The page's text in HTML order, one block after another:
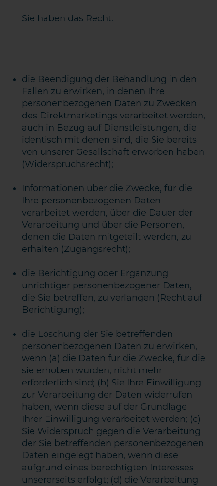
Sie haben das Recht:
die Beendigung der Behandlung in den
Fällen zu erwirken, in denen Ihre
personenbezogenen Daten zu Zwecken
des Direktmarketings verarbeitet werden,
auch in Bezug auf Dienstleistungen, die
identisch mit denen sind, die Sie bereits
von unserer Gesellschaft erworben haben
(Widerspruchsrecht);
Informationen über die Zwecke, für die
Ihre personenbezogenen Daten
verarbeitet werden, über die Dauer der
Verarbeitung und über die Personen,
denen die Daten mitgeteilt werden, zu
erhalten (Zugangsrecht);
die Berichtigung oder Ergänzung
unrichtiger personenbezogener Daten,
die Sie betreffen, zu verlangen (Recht auf
Berichtigung);
die Löschung der Sie betreffenden
personenbezogenen Daten zu erwirken,
wenn (a) die Daten für die Zwecke, für die
sie erhoben wurden, nicht mehr
erforderlich sind; (b) Sie Ihre Einwilligung
zur Verarbeitung der Daten widerrufen
haben, wenn diese auf der Grundlage
Ihrer Einwilligung verarbeitet werden; (c)
Sie Widerspruch gegen die Verarbeitung
der Sie betreffenden personenbezogenen
Daten eingelegt haben, wenn diese
aufgrund eines berechtigten Interesses
unsererseits erfolgt; (d) die Verarbeitung